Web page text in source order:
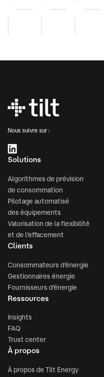
Nous suivre sur :
Solutions
Algorithmes de prévision
de consommation
Pilotage automatisé
des équipements
Valorisation de la flexibilité
et de l’effacement
Clients
Consommateurs d’énergie
Gestionnaires énergie
Fournisseurs d’énergie
Ressources
Insights
FAQ
Trust center
À propos
À propos de Tilt Energy